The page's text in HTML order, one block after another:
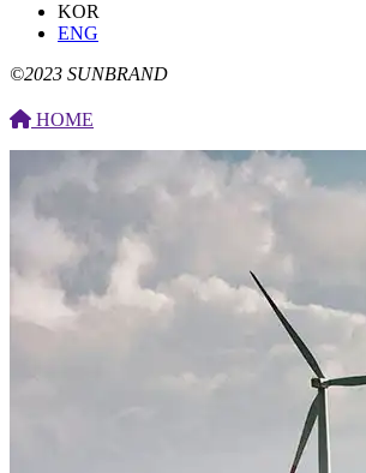
KOR
ENG
©2023 SUNBRAND
HOME